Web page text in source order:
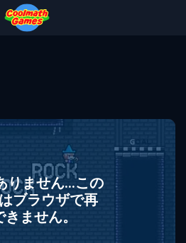
りません...この
ブラウザで再
ません。